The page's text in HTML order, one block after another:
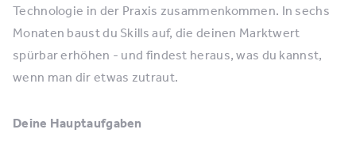
Technologie in der Praxis zusammenkommen. In sechs
Monaten baust du Skills auf, die deinen Marktwert
spürbar erhöhen - und findest heraus, was du kannst,
wenn man dir etwas zutraut.
Deine Hauptaufgaben